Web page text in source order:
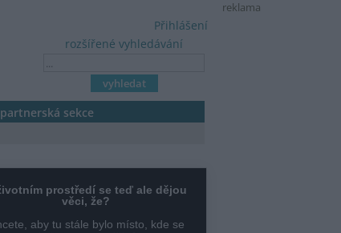
reklama
rozšířené vyhledávání
Přihlášení
partnerská sekce